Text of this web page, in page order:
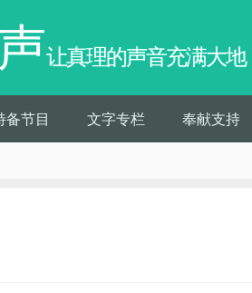
让真理的声音充满大地
备节目 文字专栏 奉献支持